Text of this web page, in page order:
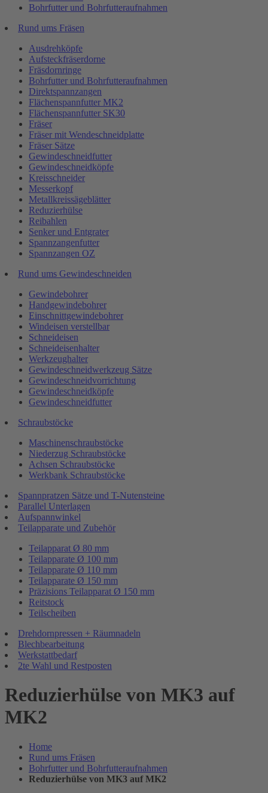
Bohrfutter und Bohrfutteraufnahmen
Rund ums Fräsen
Ausdrehköpfe
Aufsteckfräserdorne
Fräsdornringe
Bohrfutter und Bohrfutteraufnahmen
Direktspannzangen
Flächenspannfutter MK2
Flächenspannfutter SK30
Fräser
Fräser mit Wendeschneidplatte
Fräser Sätze
Gewindeschneidfutter
Gewindeschneidköpfe
Kreisschneider
Messerkopf
Metallkreissägeblätter
Reduzierhülse
Reibahlen
Senker und Entgrater
Spannzangenfutter
Spannzangen OZ
Rund ums Gewindeschneiden
Gewindebohrer
Handgewindebohrer
Einschnittgewindebohrer
Windeisen verstellbar
Schneideisen
Schneideisenhalter
Werkzeughalter
Gewindeschneidwerkzeug Sätze
Gewindeschneidvorrichtung
Gewindeschneidköpfe
Gewindeschneidfutter
Schraubstöcke
Maschinenschraubstöcke
Niederzug Schraubstöcke
Achsen Schraubstöcke
Werkbank Schraubstöcke
Spannpratzen Sätze und T-Nutensteine
Parallel Unterlagen
Aufspannwinkel
Teilapparate und Zubehör
Teilapparat Ø 80 mm
Teilapparate Ø 100 mm
Teilapparate Ø 110 mm
Teilapparate Ø 150 mm
Präzisions Teilapparat Ø 150 mm
Reitstock
Teilscheiben
Drehdornpressen + Räumnadeln
Blechbearbeitung
Werkstattbedarf
2te Wahl und Restposten
Reduzierhülse von MK3 auf
MK2
Home
Rund ums Fräsen
Bohrfutter und Bohrfutteraufnahmen
Reduzierhülse von MK3 auf MK2